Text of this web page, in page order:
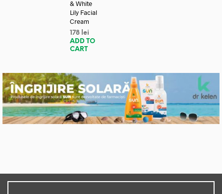
& White
Lily Facial
Cream
178 lei
ADD TO
CART